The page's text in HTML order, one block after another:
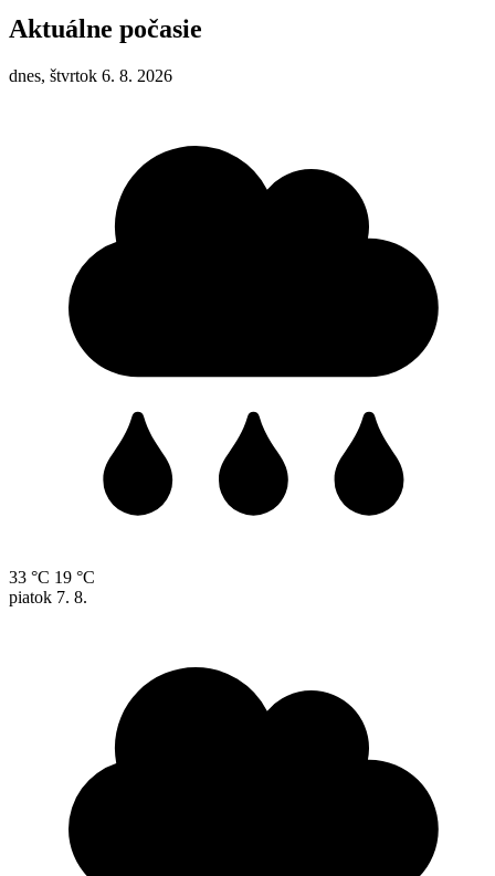
Aktuálne počasie
dnes, štvrtok 6. 8. 2026
33 °C 19 °C
piatok 7. 8.